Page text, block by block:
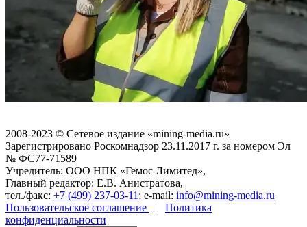
2008-2023 © Сетевое издание «mining-media.ru»
Зарегистрировано Роскомнадзор 23.11.2017 г. за номером Эл
№ ФС77-71589
Учредитель: ООО НПК «Гемос Лимитед»,
Главный редактор: Е.В. Анистратова,
тел./факс: +7 (499) 237-03-11 ; e-mail: info@mining-media.ru
Пользовательское соглашение
| Политика
конфиденциальности